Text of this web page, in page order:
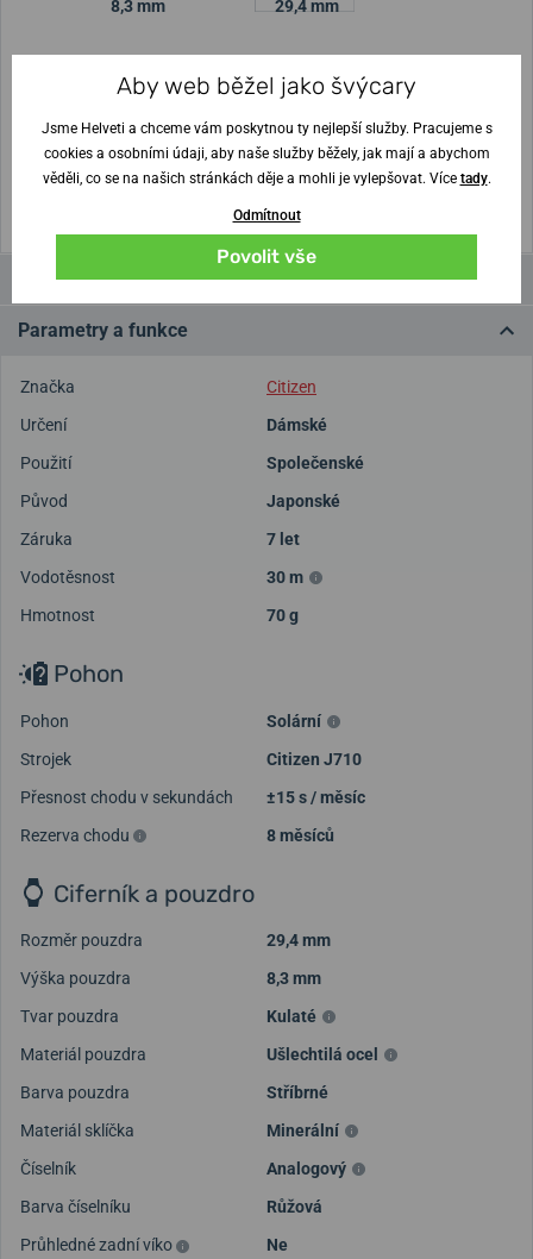
8,3 mm 29,4 mm
Nejste si jisti velikostí?
Vytisknout vzory velikostí
(U tisku nastavte Měřítko: Výchozí)
Videa
Načíst další videa
Parametry a funkce
Značka
Citizen
Určení
Dámské
Použití
Společenské
Původ
Japonské
Záruka
7 let
Vodotěsnost
30 m
Hmotnost
70 g
Pohon
Pohon
Solární
Strojek
Citizen J710
Přesnost chodu v sekundách
±15 s / měsíc
Rezerva chodu
8 měsíců
Ciferník a pouzdro
Rozměr pouzdra
29,4 mm
Výška pouzdra
8,3 mm
Tvar pouzdra
Kulaté
Materiál pouzdra
Ušlechtilá ocel
Barva pouzdra
Stříbrné
Materiál sklíčka
Minerální
Číselník
Analogový
Barva číselníku
Růžová
Průhledné zadní víko
Ne
Aby web běžel jako švýcary
Jsme Helveti a chceme vám poskytnou ty nejlepší služby. Pracujeme s
cookies a osobními údaji, aby naše služby běžely, jak mají a abychom
věděli, co se na našich stránkách děje a mohli je vylepšovat. Více tady.
Odmítnout
Povolit vše